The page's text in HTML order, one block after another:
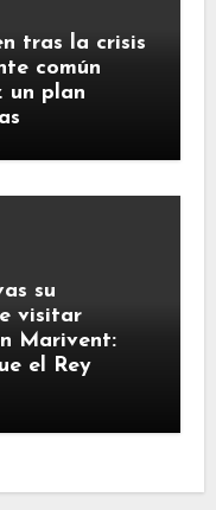
tras la crisis
común
un plan
su
visitar
Marivent:
el Rey